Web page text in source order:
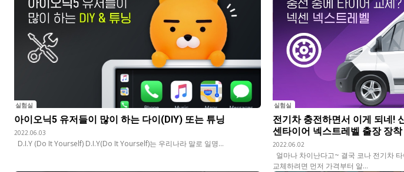
실험실
아이오닉5 유저들이 많이 하는 다이(DIY) 또는 튜닝
2022.06.03
D.I.Y (Do It Yourself) D.I.Y(Do It Yourself)는 우리나라 말로 일명...
실험실
전기차 충전하면서 이게 되네!
센타이어 넥스트레벨 출장 장착
2022.06.02
얼마나 차이난다고~ 결국 코나 전기차
교체하려면 먼저 가격부터 알...